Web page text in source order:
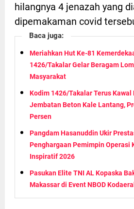
hilangnya 4 jenazah yang
dipemakaman covid
Baca juga:
Meriahkan Hut Ke-81
1426/Takalar Gelar Beragam
Masyarakat
Kodim 1426/Takalar Terus Kawal
Jembatan Beton Kale Lantang,
Persen
Pangdam Hasanuddin Ukir
Penghargaan Pemimpin Operasi
Inspiratif 2026
Pasukan Elite TNI AL Kopaska
Makassar di Event NBOD